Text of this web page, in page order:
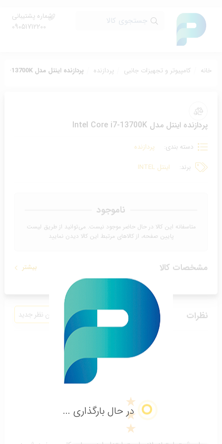
در حال بارگذاری ...
شماره پشتیبانی
09051712200 جستجوی کالا
خانه کامپیوتر و تجهیزات جانبی پردازنده پردازنده اینتل مدل Intel Core i7-13700K
پردازنده اینتل مدل Intel Core i7-13700K
دسته بندی:
پردازنده
برند:
اینتل INTEL
ناموجود
متاسفانه این کالا در حال حاضر موجود نیست. می‌توانید از طریق لیست
پایین صفحه، از کالاهای مرتبط این کالا دیدن نمایید
مشخصات کالا بیشتر
نظرات افزودن نظر جدید